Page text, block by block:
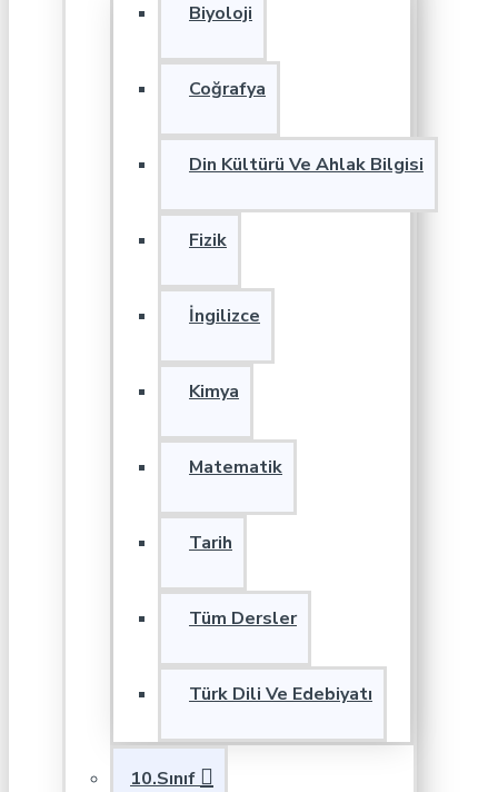
Biyoloji
Coğrafya
Din Kültürü Ve Ahlak Bilgisi
Fizik
İngilizce
Kimya
Matematik
Tarih
Tüm Dersler
Türk Dili Ve Edebiyatı
10.Sınıf